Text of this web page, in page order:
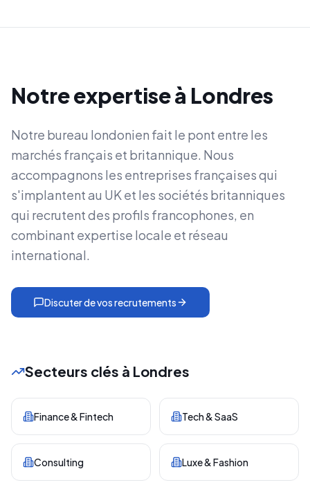
Notre expertise à Londres
Notre bureau londonien fait le pont entre les
marchés français et britannique. Nous
accompagnons les entreprises françaises qui
s'implantent au UK et les sociétés britanniques
qui recrutent des profils francophones, en
combinant expertise locale et réseau
international.
Discuter de vos recrutements
Secteurs clés à Londres
Finance & Fintech Tech & SaaS
Consulting Luxe & Fashion